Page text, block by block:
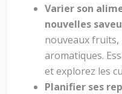
Varier son
nouvelles
nouveaux fruits,
aromatiques.
et explorez les
Planifier ses